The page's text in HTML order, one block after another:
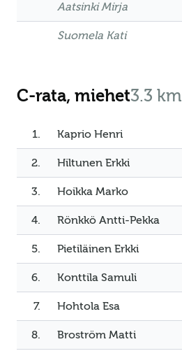
Aatsinki Mirja
Suomela Kati
C-rata, miehet3.3 km
1. Kaprio Henri
2. Hiltunen Erkki
3. Hoikka Marko
4. Rönkkö Antti-Pekka
5. Pietiläinen Erkki
6. Konttila Samuli
7. Hohtola Esa
8. Broström Matti